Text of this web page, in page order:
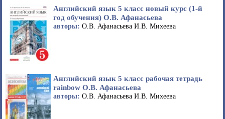
Английский язык 5 класс новый курс (1-й
год обучения) О.В. Афанасьева
авторы: О.В. Афанасьева И.В. Михеева
Английский язык 5 класс рабочая тетрадь
rainbow О.В. Афанасьева
авторы: О.В. Афанасьева И.В. Михеева